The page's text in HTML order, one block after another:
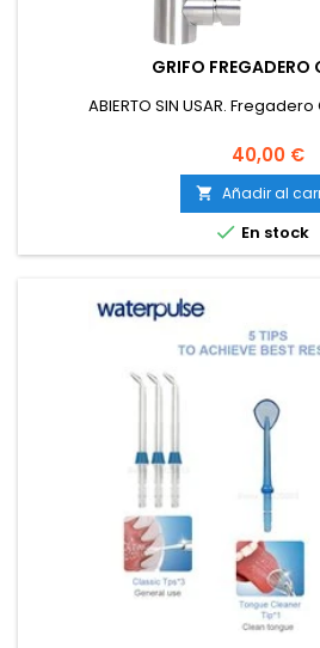
GRIFO FREGADERO
ABIERTO SIN USAR.
40,00 €
 Añadir al
 En stock